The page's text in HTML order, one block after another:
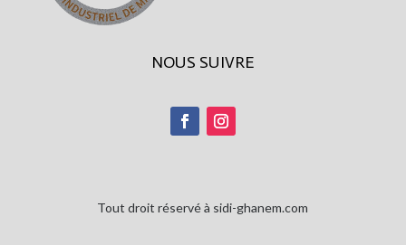
NOUS SUIVRE
Tout droit réservé à sidi-ghanem.com